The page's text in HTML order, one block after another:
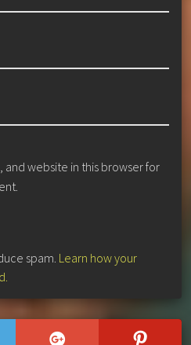
and website in this browser for
spam. Learn how your